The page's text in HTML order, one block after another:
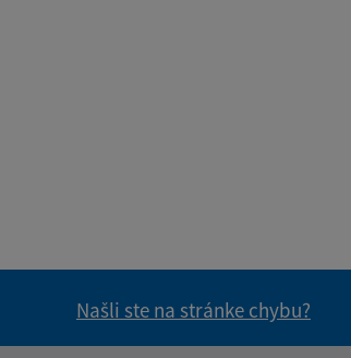
Našli ste na stránke chybu?